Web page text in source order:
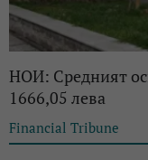
НОИ: Средният
1666,05 лева
Financial Tribune